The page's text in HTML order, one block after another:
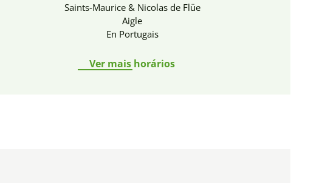
Saints-Maurice & Nicolas de Flüe
Aigle
En Portugais
Ver mais horários